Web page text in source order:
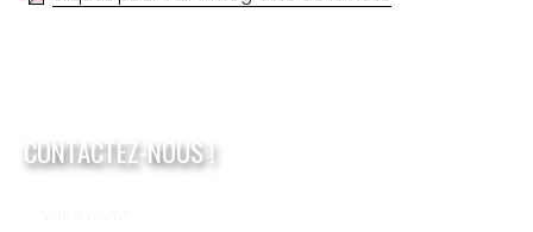
CONTACTEZ-NOUS !